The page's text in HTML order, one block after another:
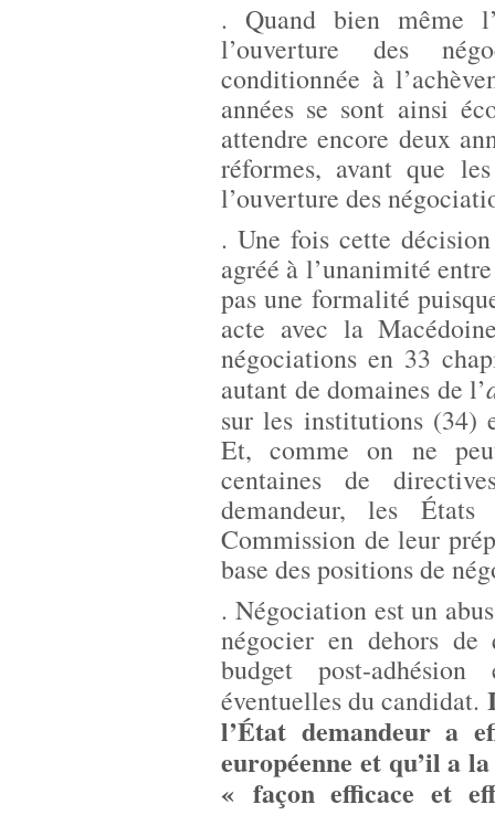
. Quand bien même
l’ouverture des
conditionnée à
années se sont ainsi
attendre encore deux
réformes, avant que
l’ouverture des
. Une fois cette
agréé à l’unanimité
pas une formalité
acte avec la
négociations en 33
autant de domaines de l’
sur les institutions (34)
Et, comme on ne
centaines de
demandeur, les
Commission de leur
base des positions de
. Négociation est un
négocier en dehors de
budget post-
éventuelles du candidat.
l’État demandeur a
européenne et qu’il a
« façon efficace et